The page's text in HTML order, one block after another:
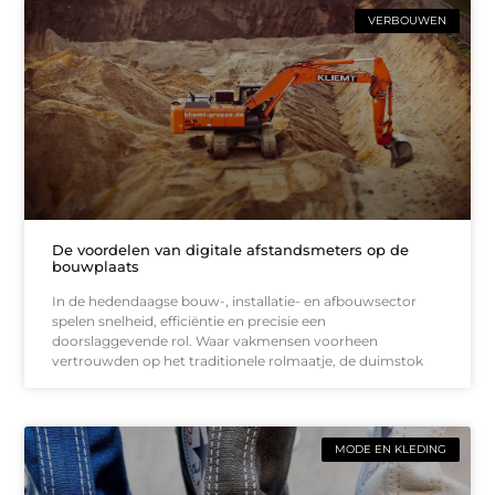
VERBOUWEN
De voordelen van digitale afstandsmeters op de
bouwplaats
In de hedendaagse bouw-, installatie- en afbouwsector
spelen snelheid, efficiëntie en precisie een
doorslaggevende rol. Waar vakmensen voorheen
vertrouwden op het traditionele rolmaatje, de duimstok
MODE EN KLEDING